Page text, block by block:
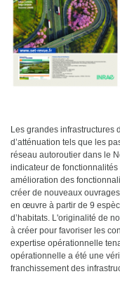
Les grandes infrastructures
d’atténuation tels que les
réseau autoroutier dans le
indicateur de
amélioration des
créer de nouveaux
en œuvre à partir de 9
d’habitats. L'originalité de
à créer pour favoriser les
expertise opérationnelle
opérationnelle a été une
franchissement des